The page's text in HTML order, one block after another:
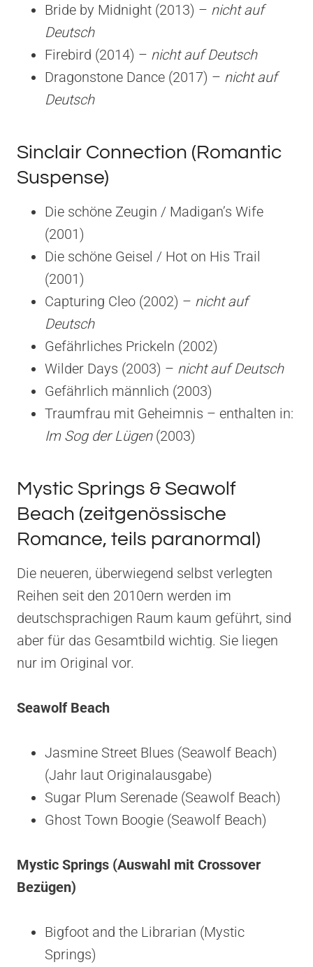
Bride by Midnight (2013) – nicht auf
Deutsch
Firebird (2014) – nicht auf Deutsch
Dragonstone Dance (2017) – nicht auf
Deutsch
Sinclair Connection (Romantic
Suspense)
Die schöne Zeugin / Madigan’s Wife
(2001)
Die schöne Geisel / Hot on His Trail
(2001)
Capturing Cleo (2002) – nicht auf
Deutsch
Gefährliches Prickeln (2002)
Wilder Days (2003) – nicht auf Deutsch
Gefährlich männlich (2003)
Traumfrau mit Geheimnis – enthalten in:
Im Sog der Lügen(2003)
Mystic Springs & Seawolf
Beach (zeitgenössische
Romance, teils paranormal)
Die neueren, überwiegend selbst verlegten
Reihen seit den 2010ern werden im
deutschsprachigen Raum kaum geführt, sind
aber für das Gesamtbild wichtig. Sie liegen
nur im Original vor.
Seawolf Beach
Jasmine Street Blues (Seawolf Beach)
(Jahr laut Originalausgabe)
Sugar Plum Serenade (Seawolf Beach)
Ghost Town Boogie (Seawolf Beach)
Mystic Springs (Auswahl mit Crossover
Bezügen)
Bigfoot and the Librarian (Mystic
Springs)